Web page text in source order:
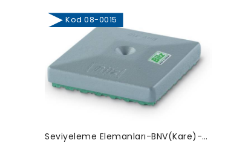
Kod 08-0015
Seviyeleme Elemanları-BNV(Kare)-08-0015